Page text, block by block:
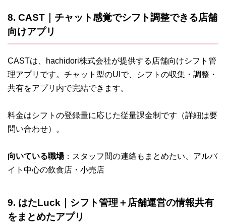
8. CAST｜チャット感覚でシフト調整できる店舗
向けアプリ
CASTは、hachidori株式会社が提供する店舗向けシフト管
理アプリです。チャット型のUIで、シフトの収集・調整・
共有をアプリ内で完結できます。
料金はシフトの登録量に応じた従量課金制です（詳細は要
問い合わせ）。
向いている職場：スタッフ間の連絡もまとめたい、アルバ
イト中心の飲食店・小売店
9. はたLuck｜シフト管理＋店舗運営の情報共有
をまとめたアプリ